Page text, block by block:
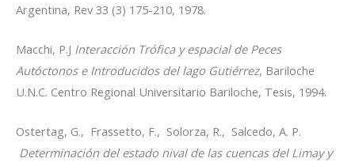
Argentina, Rev 33 (3) 175-210, 1978.
Macchi, P.J Interacción Trófica y espacial de Peces
Autóctonos e Introducidos del lago Gutiérrez, Bariloche
U.N.C. Centro Regional Universitario Bariloche, Tesis, 1994.
Ostertag, G., Frassetto, F., Solorza, R., Salcedo, A. P.
Determinación del estado nival de las cuencas del Limay y